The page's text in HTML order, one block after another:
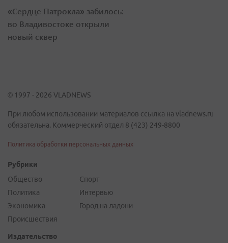
«Сердце Патрокла» забилось:
во Владивостоке открыли
новый сквер
© 1997 - 2026 VLADNEWS
При любом использовании материалов ссылка на vladnews.ru
обязательна. Коммерческий отдел 8 (423) 249-8800
Политика обработки персональных данных
Рубрики
Общество
Политика
Экономика
Происшествия
Спорт
Интервью
Город на ладони
Издательство